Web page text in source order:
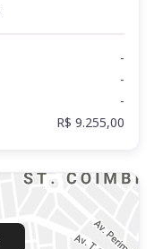
-
-
-
R$ 9.255,00